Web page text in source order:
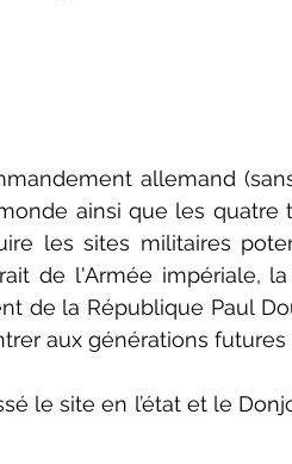
allemand
ainsi que les quatre
les sites militaires
de l'Armée impériale,
de la République Paul
aux générations
le site en l’état et le